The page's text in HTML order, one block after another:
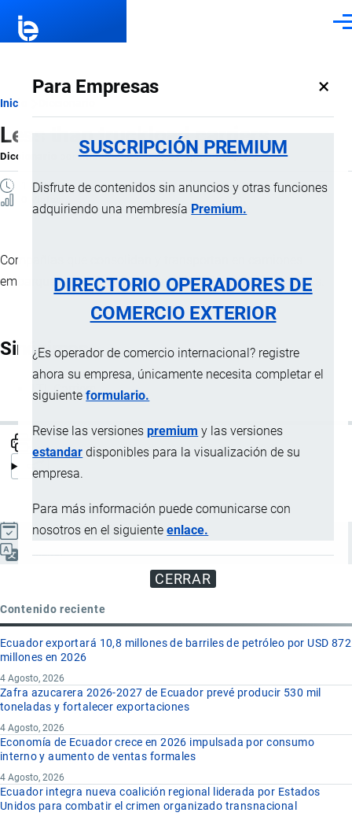
Para Empresas ×
SUSCRIPCIÓN PREMIUM
Disfrute de contenidos sin anuncios y otras funciones
adquiriendo una membresía Premium.
DIRECTORIO OPERADORES DE
COMERCIO EXTERIOR
¿Es operador de comercio internacional? registre
ahora su empresa, únicamente necesita completar el
siguienteformulario.
Revise las versionespremium y las versiones
estandar disponibles para la visualización de su
empresa.
Para más información puede comunicarse con
nosotros en el siguienteenlace.
CERRAR
Ruta
de
navegación
Inicio
Less than truckload carriers
Diccionario porImportaciones …, 8 Septiembre, 2024
1 MINUTO
Compañías que consolidan y transportan en camiones
embarque pequeños de carga utilizando una red de nodos.
Sinónimos
LTL Carriers
Actualizado el 9 Septiembre, 2024
Español
Contenido reciente
Ecuador exportará 10,8 millones de barriles de petróleo por USD 872
millones en 2026
4 Agosto, 2026
Zafra azucarera 2026-2027 de Ecuador prevé producir 530 mil
toneladas y fortalecer exportaciones
4 Agosto, 2026
Economía de Ecuador crece en 2026 impulsada por consumo
interno y aumento de ventas formales
4 Agosto, 2026
Ecuador integra nueva coalición regional liderada por Estados
Unidos para combatir el crimen organizado transnacional